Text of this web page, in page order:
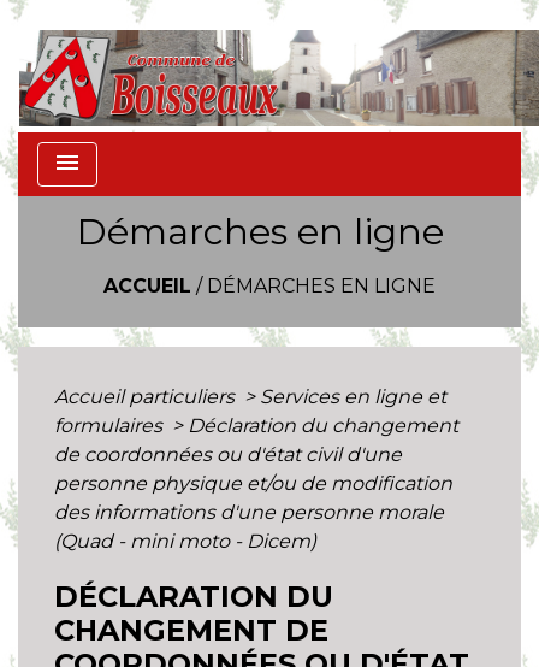
menu
Démarches en ligne
ACCUEIL / DÉMARCHES EN LIGNE
Accueil particuliers > Services en ligne et
formulaires > Déclaration du changement
de coordonnées ou d'état civil d'une
personne physique et/ou de modification
des informations d'une personne morale
(Quad - mini moto - Dicem)
DÉCLARATION DU
CHANGEMENT DE